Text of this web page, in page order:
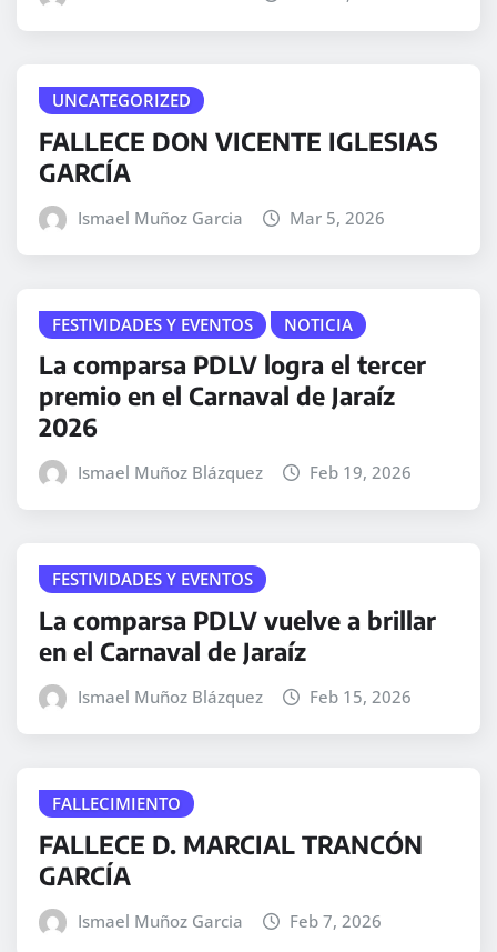
UNCATEGORIZED
FALLECE DON VICENTE IGLESIAS
GARCÍA
Ismael Muñoz Garcia Mar 5, 2026
FESTIVIDADES Y EVENTOS NOTICIA
La comparsa PDLV logra el tercer
premio en el Carnaval de Jaraíz
2026
Ismael Muñoz Blázquez Feb 19, 2026
FESTIVIDADES Y EVENTOS
La comparsa PDLV vuelve a brillar
en el Carnaval de Jaraíz
Ismael Muñoz Blázquez Feb 15, 2026
FALLECIMIENTO
FALLECE D. MARCIAL TRANCÓN
GARCÍA
Ismael Muñoz Garcia Feb 7, 2026